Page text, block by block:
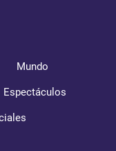
Mundo
Espectáculos